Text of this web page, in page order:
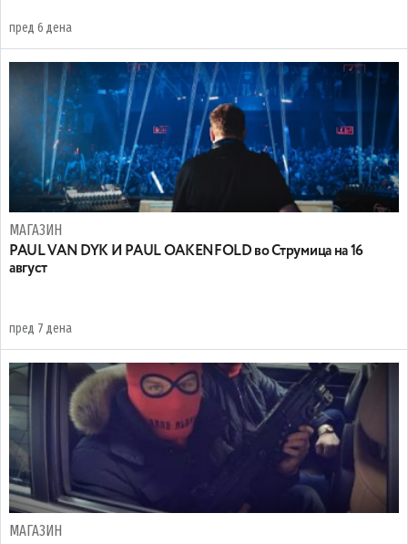
пред 6 дена
МАГАЗИН
PAUL VAN DYK И PAUL OAKENFOLD во Струмица на 16
август
пред 7 дена
МАГАЗИН